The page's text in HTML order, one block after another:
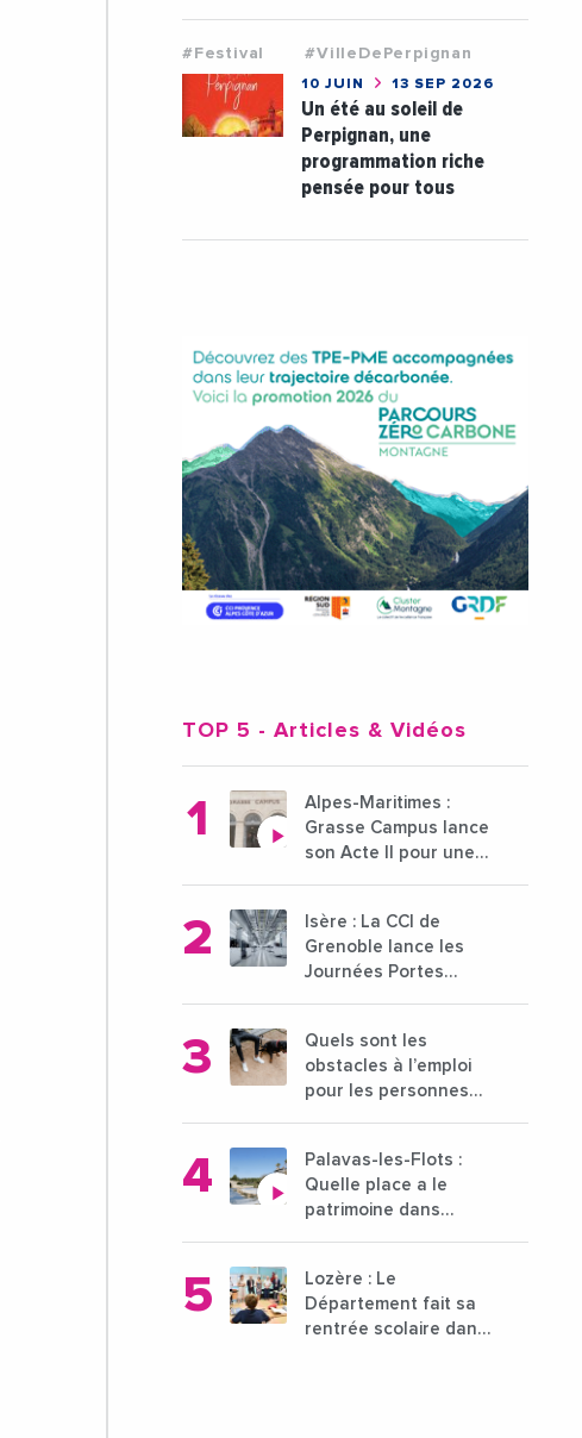
#Festival #VilleDePerpignan
10 JUIN 13 SEP 2026
Un été au soleil de
Perpignan, une
programmation riche
pensée pour tous
TOP 5 - Articles & Vidéos
Alpes-Maritimes :
Grasse Campus lance
son Acte II pour une
l'enseignement
supérieur
Isère : La CCI de
Grenoble lance les
Journées Portes
21 octobre 2024
Quels sont les
obstacles à l’emploi
pour les personnes
Palavas-les-Flots :
Quelle place a le
patrimoine dans
Lozère : Le
Département fait sa
rentrée scolaire dans